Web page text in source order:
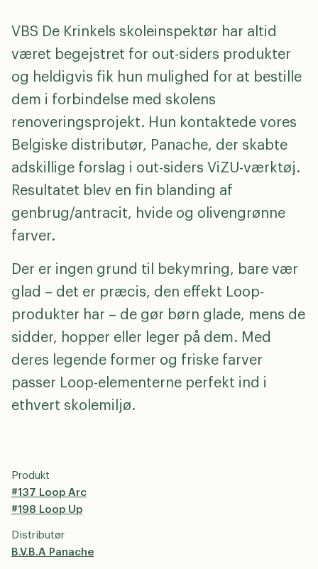
VBS De Krinkels skoleinspektør har altid
været begejstret for out-siders produkter
og heldigvis fik hun mulighed for at bestille
dem i forbindelse med skolens
renoveringsprojekt. Hun kontaktede vores
Belgiske distributør, Panache, der skabte
adskillige forslag i out-siders ViZU-værktøj.
Resultatet blev en fin blanding af
genbrug/antracit, hvide og olivengrønne
farver.
Der er ingen grund til bekymring, bare vær
glad – det er præcis, den effekt Loop-
produkter har – de gør børn glade, mens de
sidder, hopper eller leger på dem. Med
deres legende former og friske farver
passer Loop-elementerne perfekt ind i
ethvert skolemiljø.
Produkt
#137 Loop Arc
#198 Loop Up
Distributør
B.V.B.A Panache